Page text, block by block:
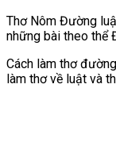
Thơ Nôm Đường
những bài theo thể
Cách làm thơ
làm thơ về luật và